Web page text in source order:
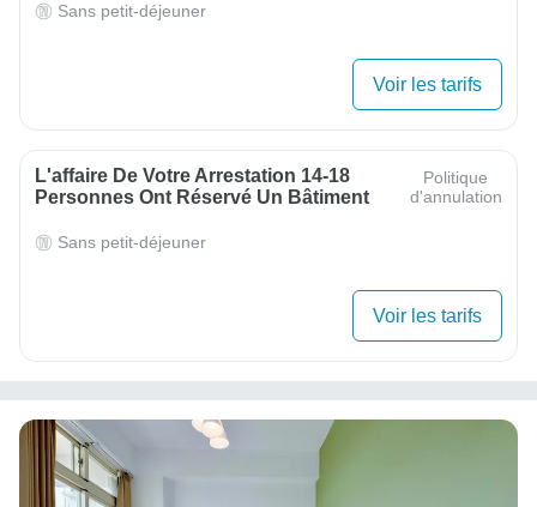
Sans petit-déjeuner
Voir les tarifs
L'affaire De Votre Arrestation 14-18
Personnes Ont Réservé Un Bâtiment
Politique
d'annulation
Sans petit-déjeuner
Voir les tarifs